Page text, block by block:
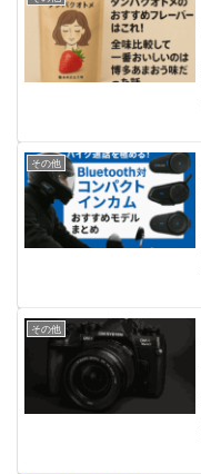
その他
その他